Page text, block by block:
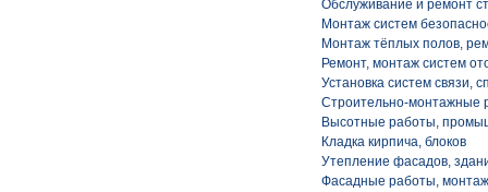
Обслуживание и ремонт
Монтаж систем
Монтаж тёплых полов,
Ремонт, монтаж систем
Установка систем связи,
Строительно-монтажные
Высотные работы,
Кладка кирпича, блоков
Утепление фасадов,
Фасадные работы,